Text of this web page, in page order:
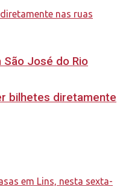
São José do Rio
bilhetes diretamente